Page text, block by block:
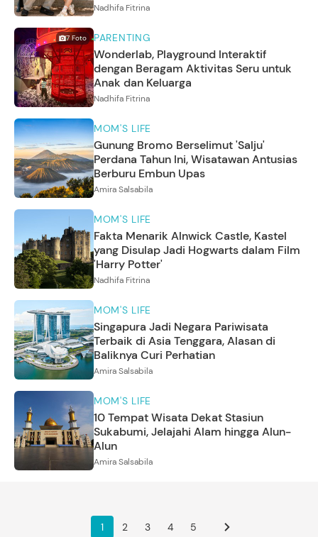
Nadhifa Fitrina
7 Foto PARENTING
Wonderlab, Playground Interaktif
dengan Beragam Aktivitas Seru untuk
Anak dan Keluarga
Nadhifa Fitrina
MOM'S LIFE
Gunung Bromo Berselimut 'Salju'
Perdana Tahun Ini, Wisatawan Antusias
Berburu Embun Upas
Amira Salsabila
MOM'S LIFE
Fakta Menarik Alnwick Castle, Kastel
yang Disulap Jadi Hogwarts dalam Film
'Harry Potter'
Nadhifa Fitrina
MOM'S LIFE
Singapura Jadi Negara Pariwisata
Terbaik di Asia Tenggara, Alasan di
Baliknya Curi Perhatian
Amira Salsabila
MOM'S LIFE
10 Tempat Wisata Dekat Stasiun
Sukabumi, Jelajahi Alam hingga Alun-
Alun
Amira Salsabila
1 2 3 4 5